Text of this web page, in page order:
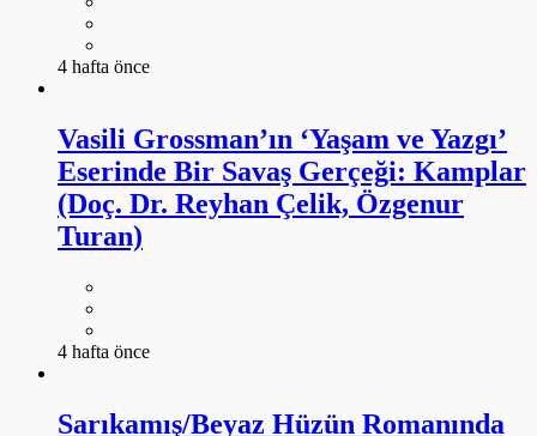
4 hafta önce
Vasili Grossman’ın ‘Yaşam ve Yazgı’
Eserinde Bir Savaş Gerçeği: Kamplar
(Doç. Dr. Reyhan Çelik, Özgenur
Turan)
4 hafta önce
Sarıkamış/Beyaz Hüzün Romanında